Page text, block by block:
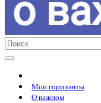
Мои горизонты
О важном